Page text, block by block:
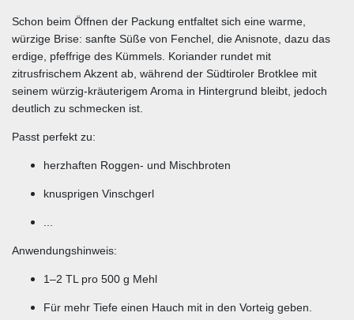
Schon beim Öffnen der Packung entfaltet sich eine warme,
würzige Brise: sanfte Süße von Fenchel, die Anisnote, dazu das
erdige, pfeffrige des Kümmels. Koriander rundet mit
zitrusfrischem Akzent ab, während der Südtiroler Brotklee mit
seinem würzig-kräuterigem Aroma in Hintergrund bleibt, jedoch
deutlich zu schmecken ist.
Passt perfekt zu:
herzhaften Roggen- und Mischbroten
knusprigen Vinschgerl
Anwendungshinweis:
1–2 TL pro 500 g Mehl
Für mehr Tiefe einen Hauch mit in den Vorteig geben.